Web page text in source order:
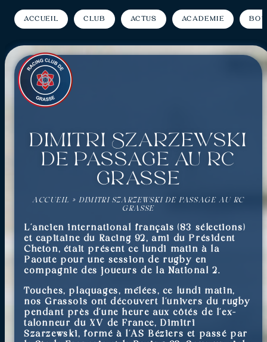
Accueil Club Actus Académie
Dimitri Szarzewski
de passage au RC
Grasse
ACCUEIL » DIMITRI SZARZEWSKI DE PASSAGE AU RC
GRASSE
L’ancien international français (83 sélections)
et capitaine du Racing 92, ami du Président
Cheton, était présent ce lundi matin à la
Paoute pour une session de rugby en
compagnie des joueurs de la National 2.
Touches, plaquages, mêlées, ce lundi matin,
nos Grassois ont découvert l’univers du rugby
pendant près d’une heure aux côtés de l’ex-
talonneur du XV de France, Dimitri
Szarzewski, formé à l’AS Béziers et passé par